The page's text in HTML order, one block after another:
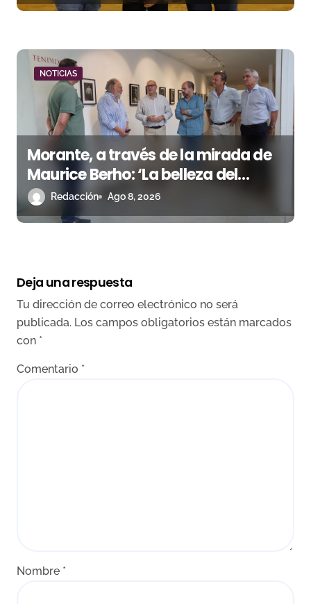
NOTICIAS
Morante, a través de la mirada de
Maurice Berho: ‘La belleza del
misterio’ llega a La Malagueta
Redacción Ago 8, 2026
Deja una respuesta
Tu dirección de correo electrónico no será
publicada. Los campos obligatorios están marcados
con *
Comentario *
Nombre *